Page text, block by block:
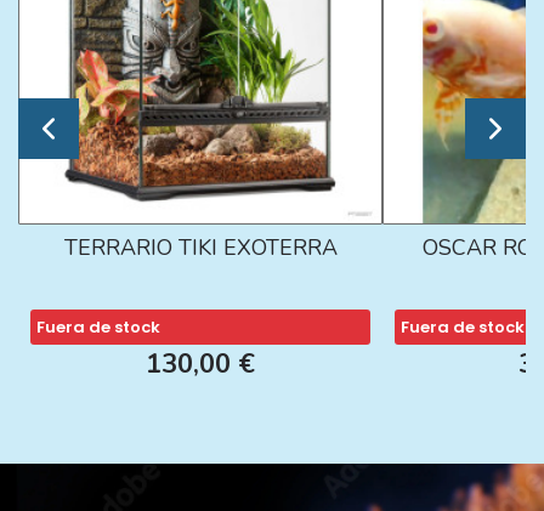
TERRARIO TIKI EXOTERRA
Fuera de stock
130,00 €
OSCAR
Fuera de stock